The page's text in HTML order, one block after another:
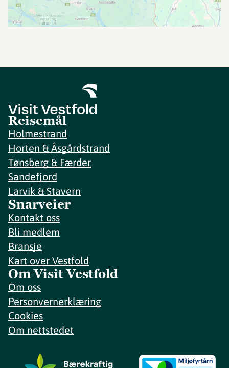
Reisemål
Holmestrand
Horten & Åsgårdstrand
Tønsberg & Færder
Sandefjord
Larvik & Stavern
Snarveier
Kontakt oss
Bli medlem
Bransje
Kart over Vestfold
Om Visit Vestfold
Om oss
Personvernerklæring
Cookies
Om nettstedet